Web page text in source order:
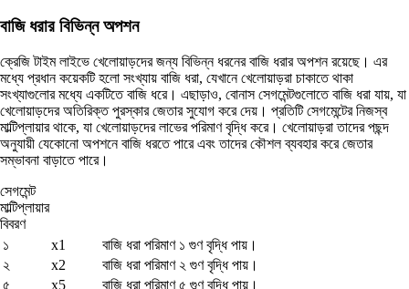
বাজি ধরার বিভিন্ন অপশন
ক্রেজি টাইম লাইভে খেলোয়াড়দের জন্য বিভিন্ন ধরনের বাজি ধরার অপশন রয়েছে। এর
মধ্যে প্রধান কয়েকটি হলো সংখ্যায় বাজি ধরা, যেখানে খেলোয়াড়রা চাকাতে থাকা
সংখ্যাগুলোর মধ্যে একটিতে বাজি ধরে। এছাড়াও, বোনাস সেগমেন্টগুলোতে বাজি ধরা যায়, যা
খেলোয়াড়দের অতিরিক্ত পুরস্কার জেতার সুযোগ করে দেয়। প্রতিটি সেগমেন্টের নিজস্ব
মাল্টিপ্লায়ার থাকে, যা খেলোয়াড়দের লাভের পরিমাণ বৃদ্ধি করে। খেলোয়াড়রা তাদের পছন্দ
অনুযায়ী যেকোনো অপশনে বাজি ধরতে পারে এবং তাদের কৌশল ব্যবহার করে জেতার
সম্ভাবনা বাড়াতে পারে।
সেগমেন্ট
মাল্টিপ্লায়ার
বিবরণ
১
x1
বাজি ধরা পরিমাণ ১ গুণ বৃদ্ধি পায়।
২
x2
বাজি ধরা পরিমাণ ২ গুণ বৃদ্ধি পায়।
৫
x5
বাজি ধরা পরিমাণ ৫ গুণ বৃদ্ধি পায়।